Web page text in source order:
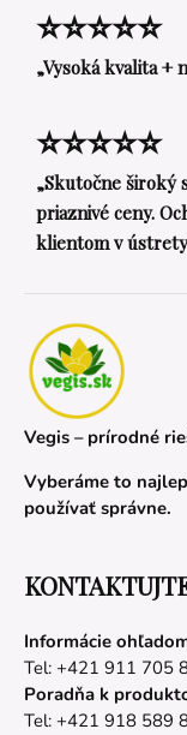
⭐⭐⭐⭐⭐
„Vysoká kvalita +
⭐⭐⭐⭐⭐
„Skutočne
priaznivé ceny.
klientom v
Vegis – prírodné
Vyberáme to
používať správne.
Informácie
Tel: +421 911 705
Poradňa k
Tel: +421 918 589